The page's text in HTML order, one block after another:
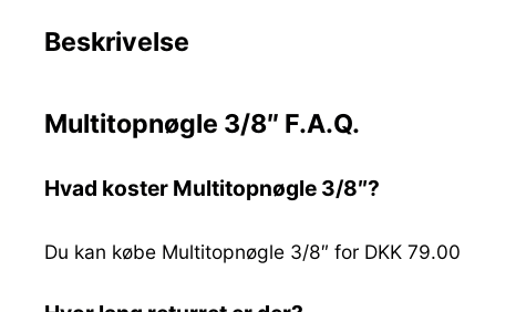
Beskrivelse
Multitopnøgle 3/8″ F.A.Q.
Hvad koster Multitopnøgle 3/8″?
Du kan købe Multitopnøgle 3/8″ for DKK 79.00